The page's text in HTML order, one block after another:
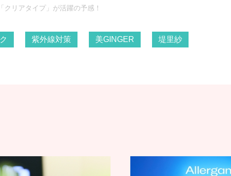
クリアタイプ」が活躍の予感！
紫外線対策 美GINGER 堤里紗